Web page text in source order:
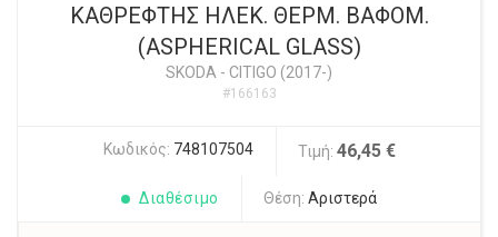
ΚΑΘΡΕΦΤΗΣ ΗΛΕΚ. ΘΕΡΜ. ΒΑΦΟΜ.
(ASPHERICAL GLASS)
SKODA - CITIGO (2017-)
#166163
Κωδικός: 748107504 Τιμή: 46,45 €
Διαθέσιμο Θέση: Αριστερά